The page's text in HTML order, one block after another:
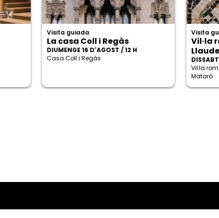
Visita guiada
La casa Coll i Regàs
DIUMENGE 16 D'AGOST / 12 H
Casa Coll i Regàs
Visita
Vil·la
Vil·la
Mataró